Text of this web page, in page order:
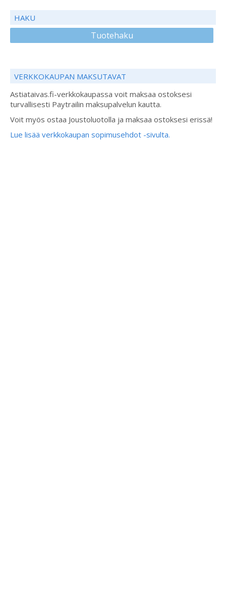
HAKU
Tuotehaku
VERKKOKAUPAN MAKSUTAVAT
Astiataivas.fi-verkkokaupassa voit maksaa ostoksesi
turvallisesti Paytrailin maksupalvelun kautta.
Voit myös ostaa Joustoluotolla ja maksaa ostoksesi erissä!
Lue lisää verkkokaupan sopimusehdot -sivulta.